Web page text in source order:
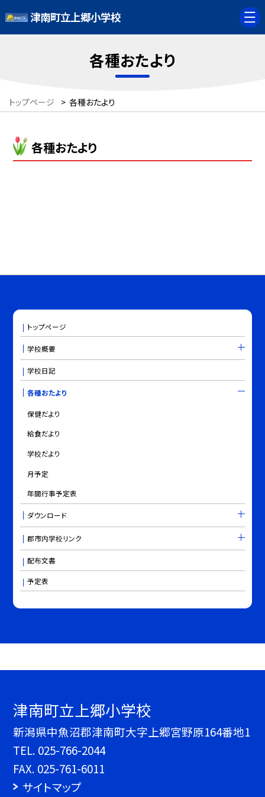
津南町立上郷小学校
各種おたより
トップページ > 各種おたより
各種おたより
トップページ
学校概要
学校日記
各種おたより
保健だより
給食だより
学校だより
月予定
年間行事予定表
ダウンロード
郡市内学校リンク
配布文書
予定表
津南町立上郷小学校
新潟県中魚沼郡津南町大字上郷宮野原164番地1
TEL. 025-766-2044
FAX. 025-761-6011
サイトマップ